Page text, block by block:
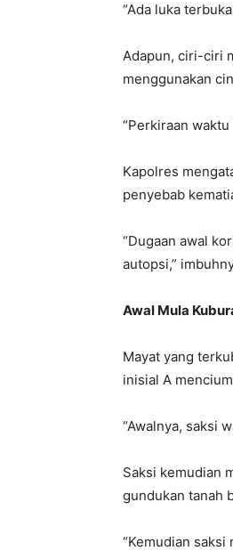
“Ada luka
Adapun, ciri-ciri
menggunakan
“Perkiraan
Kapolres
penyebab
“Dugaan awal
autopsi,”
Awal Mula
Mayat yang
inisial A
“Awalnya, saksi
Saksi kemudian
gundukan tanah
“Kemudian